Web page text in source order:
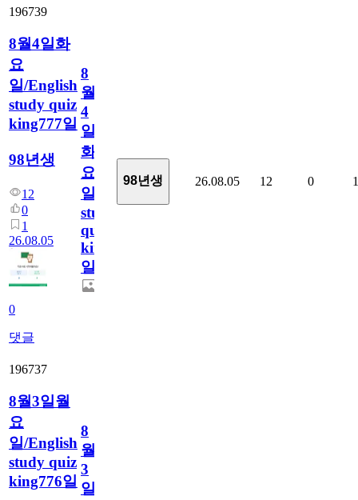
196739
8월4일화
요
일/English
study quiz
king777일
98년생
12
0
1
26.08.05
0
댓글
8
월
4
일
화
요
일/English
study
quiz
king777
일
98년생 26.08.05 12 0 1
196737
8월3일월
요
일/English
study quiz
king776일
8
월
3
일